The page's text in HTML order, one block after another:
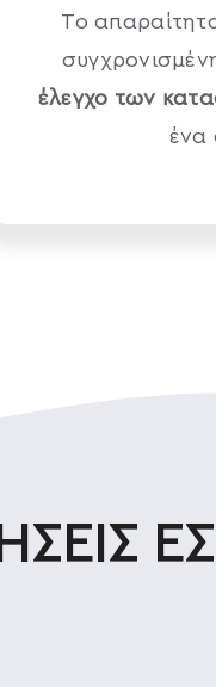
Το
έλεγχο των
ένα